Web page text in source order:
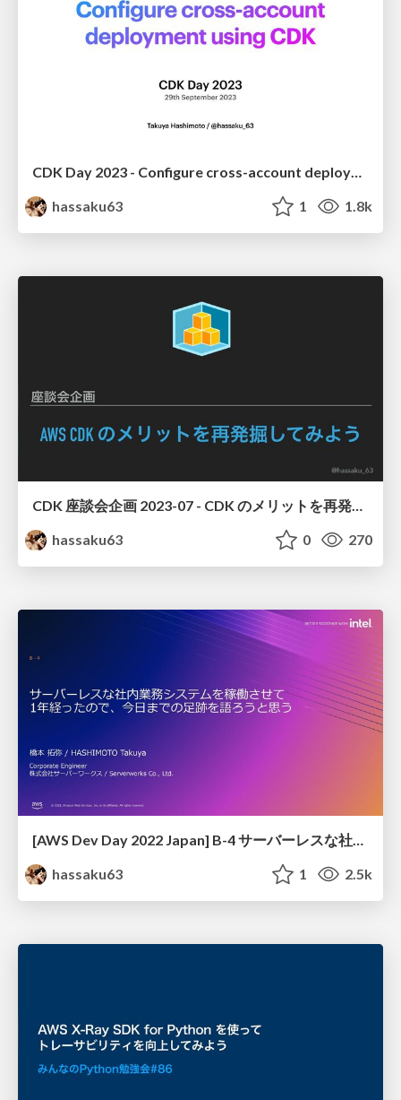
CDK Day 2023 - Configure cross-account deployment using CDK
hassaku63
1 1.8k
CDK 座談会企画 2023-07 - CDK のメリットを再発掘してみよう
hassaku63
0 270
hassaku63
1 2.5k